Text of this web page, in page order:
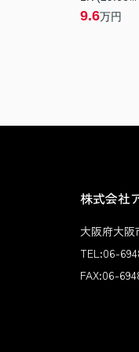
9.6万円
株式会社
大阪府大阪
TEL:06-
FAX:06-